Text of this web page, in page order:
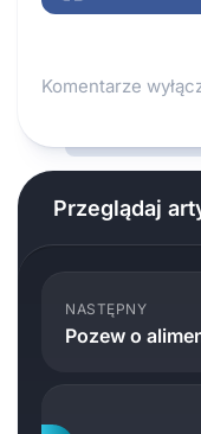
Komentarze
Przeglądaj
NASTĘPNY
Pozew o